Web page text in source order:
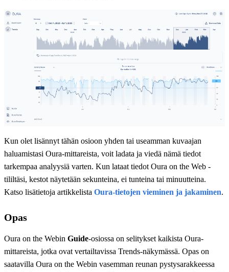
Kun olet lisännyt tähän osioon yhden tai useamman kuvaajan
haluamistasi Oura-mittareista, voit ladata ja viedä nämä tiedot
tarkempaa analyysiä varten. Kun lataat tiedot Oura on the Web -
tililtäsi, kestot näytetään sekunteina, ei tunteina tai minuutteina.
Katso lisätietoja artikkelista Oura-tietojen vieminen ja jakaminen.
Opas
Oura on the Webin Guide-osiossa on selitykset kaikista Oura-
mittareista, jotka ovat vertailtavissa Trends-näkymässä. Opas on
saatavilla Oura on the Webin vasemman reunan pystysarakkeessa